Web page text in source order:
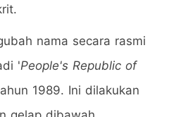
nama secara rasmi
'People's Republic of
1989. Ini dilakukan